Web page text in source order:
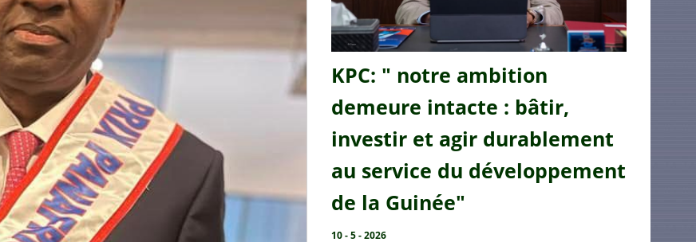
KPC: " notre ambition
demeure intacte : bâtir,
investir et agir durablement
au service du développement
de la Guinée"
10 - 5 - 2026